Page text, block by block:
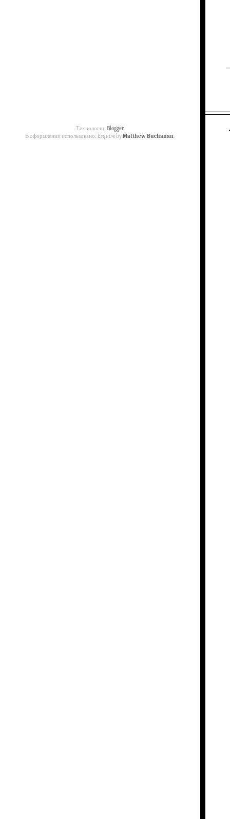
Технологии Blogger.
В оформлении использовано:EsquirebyMatthew Buchanan.